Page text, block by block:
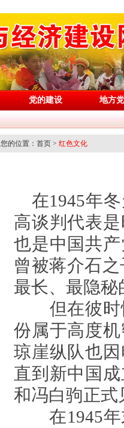
党的建设 地方
您的位置：首页 > 红色文化
在1945年冬
高谈判代表
也是中国共
曾被蒋介石
最长、最隐秘
但在彼时
份属于高度
琼崖纵队也
直到新中国
和冯白驹正式
在1945年